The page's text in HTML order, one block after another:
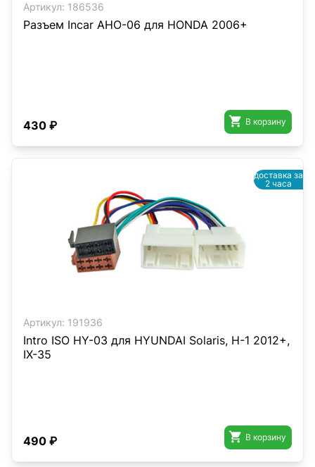
Артикул: 186536
Разъем Incar AHO-06 для HONDA 2006+
430 ₽  В корзину
Артикул: 191936
Intro ISO HY-03 для HYUNDAI Solaris, H-1 2012+,
IX-35
490 ₽  В корзину
доставка за
2 часа